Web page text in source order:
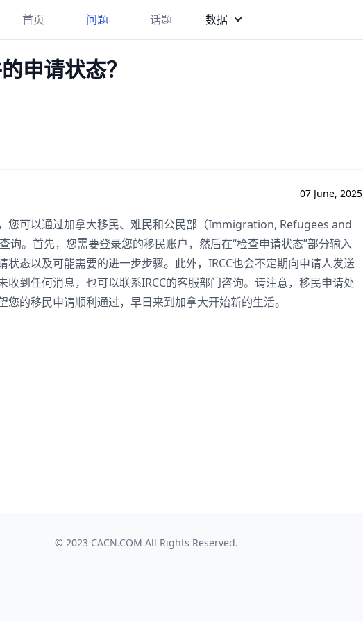
首页 问题 话题 数据
申请状态？
07 June, 2025
您可以通过加拿大移民、难民和公民部（Immigration, Refugees and
。首先，您需要登录您的移民账户，然后在“检查申请状态”部分输入
态以及可能需要的进一步步骤。此外，IRCC也会不定期向申请人发送
到任何消息，也可以联系IRCC的客服部门咨询。请注意，移民申请处
的移民申请顺利通过，早日来到加拿大开始新的生活。
© 2023 CACN.COM All Rights Reserved.